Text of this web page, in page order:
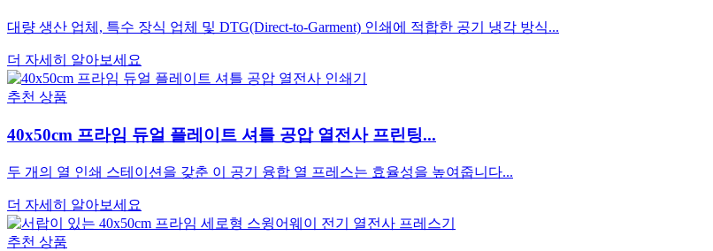
대량 생산 업체, 특수 장식 업체 및 DTG(Direct-to-Garment) 인쇄에 적합한 공기 냉각 방식...
더 자세히 알아보세요
추천 상품
40x50cm 프라임 듀얼 플레이트 셔틀 공압 열전사 프린팅...
두 개의 열 인쇄 스테이션을 갖춘 이 공기 융합 열 프레스는 효율성을 높여줍니다...
더 자세히 알아보세요
추천 상품